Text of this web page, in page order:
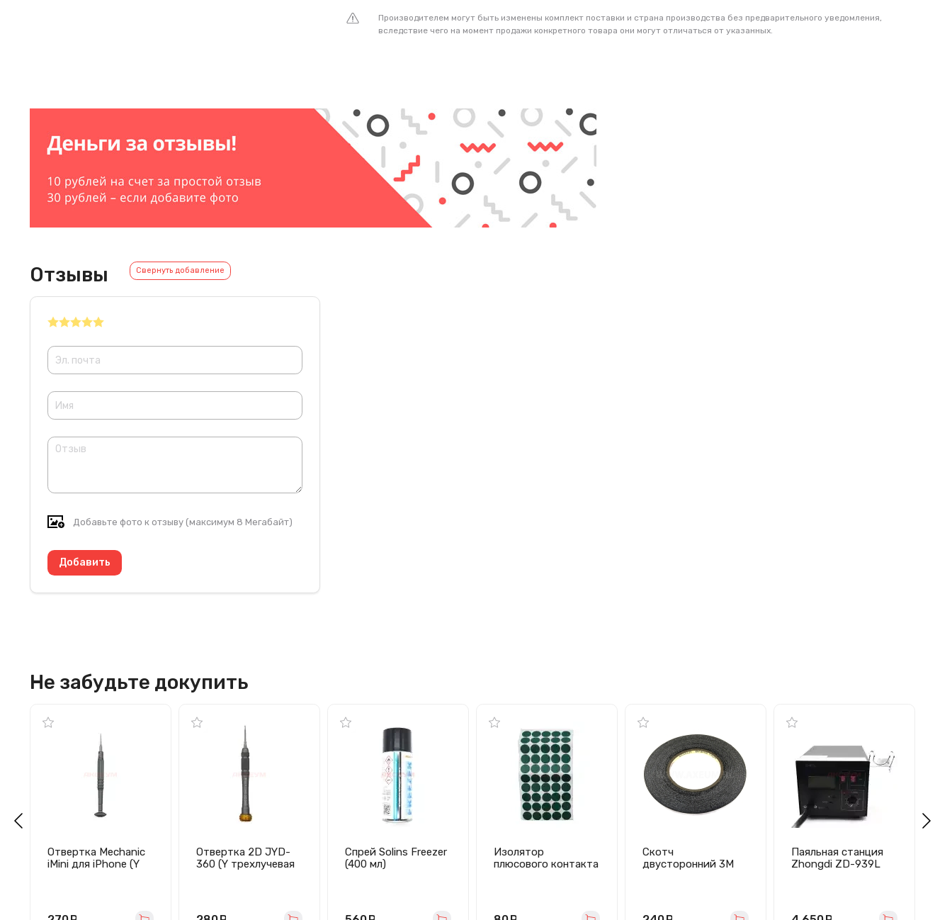
отвердевает за 24-48 часов. Пахнет не сильно, но лучше использовать в
проветриваемом помещении. На экран смартфона уходит ~5 мл клея.
Благодаря одинаковой адгезии к пористым и гладким поверхностям, Т-8000 от
ZHANLIDA склеивает все виды дисплеев и тачскринов, а также пластиковые и
металлические детали, не повреждая при этом экран. В то же время производитель
рекомендует с осторожностью использовать клей при замене дисплейного модуля в
сборе, так как при попадании внутрь устройства его излишки ухудшат работу
Производителем могут быть изменены комплект поставки и страна производства без предварительного уведомления,
вследствие чего на момент продажи конкретного товара они могут отличаться от указанных.
Отзывы Свернуть добавление
Добавьте фото к отзыву (максимум 8 Мегабайт)
Не забудьте докупить
Отвертка Mechanic
iMini для iPhone (Y
Отвертка 2D JYD-
360 (Y трехлучевая
Спрей Solins Freezer
(400 мл)
Изолятор
плюсового контакта
Скотч
двусторонний 3M
Паяльная станция
Zhongdi ZD-939L